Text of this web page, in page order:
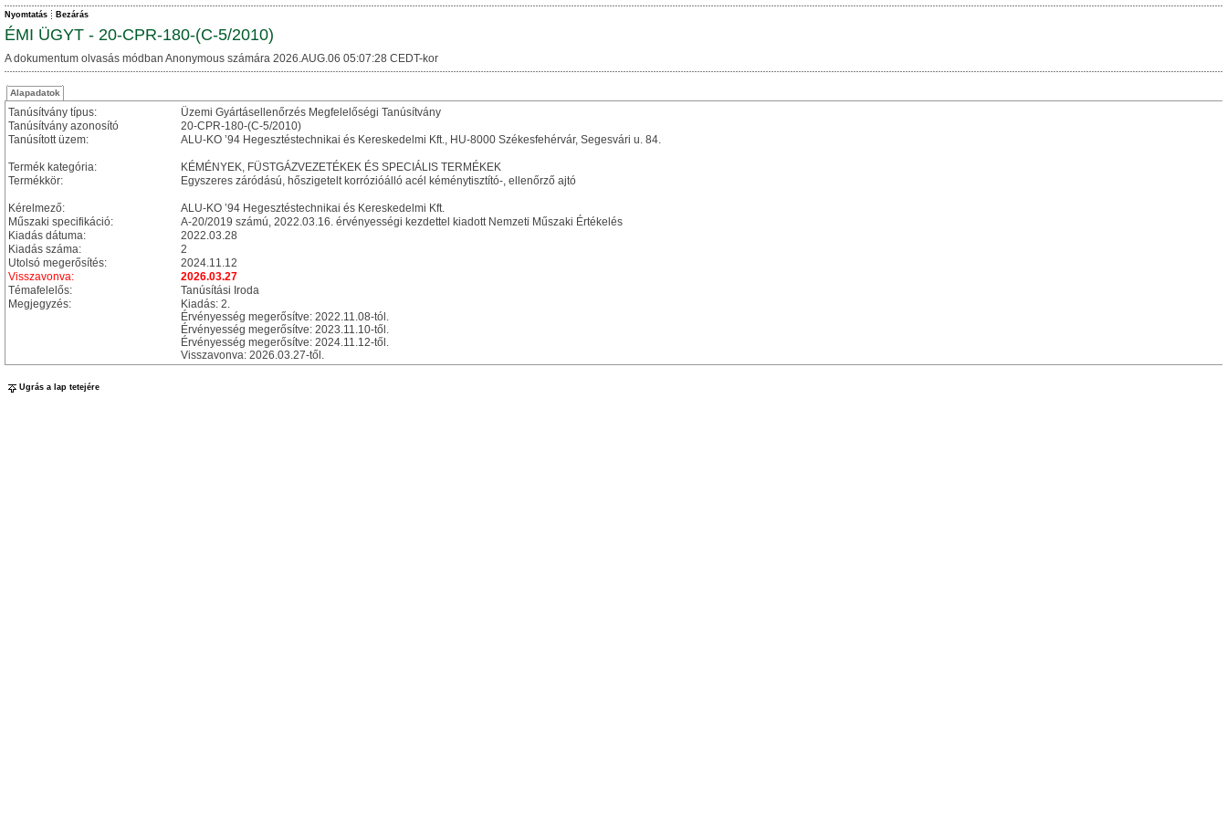
Nyomtatás Bezárás
ÉMI ÜGYT - 20-CPR-180-(C-5/2010)
A dokumentum olvasás módban Anonymous számára 2026.AUG.06 05:07:28 CEDT-kor
Alapadatok
Tanúsítvány típus:
Üzemi Gyártásellenőrzés Megfelelőségi Tanúsítvány
Tanúsítvány azonosító
20-CPR-180-(C-5/2010)
Tanúsított üzem:
ALU-KO ’94 Hegesztéstechnikai és Kereskedelmi Kft., HU-8000 Székesfehérvár, Segesvári u. 84.
Termék kategória:
KÉMÉNYEK, FÜSTGÁZVEZETÉKEK ÉS SPECIÁLIS TERMÉKEK
Termékkör:
Egyszeres záródású, hőszigetelt korrózióálló acél kéménytisztító-, ellenőrző ajtó
Kérelmező:
ALU-KO ’94 Hegesztéstechnikai és Kereskedelmi Kft.
Műszaki specifikáció:
A-20/2019 számú, 2022.03.16. érvényességi kezdettel kiadott Nemzeti Műszaki Értékelés
Kiadás dátuma:
2022.03.28
Kiadás száma:
2
Utolsó megerősítés:
2024.11.12
Visszavonva:
2026.03.27
Témafelelős:
Tanúsítási Iroda
Megjegyzés:
Kiadás: 2.
Érvényesség megerősítve: 2022.11.08-tól.
Érvényesség megerősítve: 2023.11.10-től.
Érvényesség megerősítve: 2024.11.12-től.
Visszavonva: 2026.03.27-től.
Ugrás a lap tetejére